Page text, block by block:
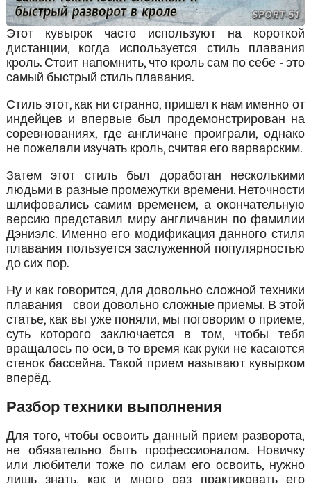
Этот кувырок часто используют на короткой
дистанции, когда используется стиль плавания
кроль. Стоит напомнить, что кроль сам по себе - это
самый быстрый стиль плавания.
Стиль этот, как ни странно, пришел к нам именно от
индейцев и впервые был продемонстрирован на
соревнованиях, где англичане проиграли, однако
не пожелали изучать кроль, считая его варварским.
Затем этот стиль был доработан несколькими
людьми в разные промежутки времени. Неточности
шлифовались самим временем, а окончательную
версию представил миру англичанин по фамилии
Дэниэлс. Именно его модификация данного стиля
плавания пользуется заслуженной популярностью
до сих пор.
Ну и как говорится, для довольно сложной техники
плавания - свои довольно сложные приемы. В этой
статье, как вы уже поняли, мы поговорим о приеме,
суть которого заключается в том, чтобы тебя
вращалось по оси, в то время как руки не касаются
стенок бассейна. Такой прием называют кувырком
вперёд.
Разбор техники выполнения
Для того, чтобы освоить данный прием разворота,
не обязательно быть профессионалом. Новичку
или любители тоже по силам его освоить, нужно
лишь знать, как и много раз практиковать его